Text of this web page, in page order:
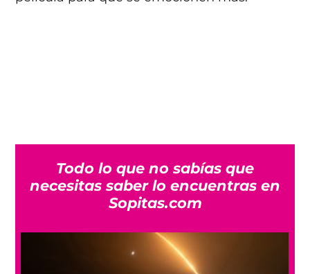
Todo lo que no sabías que
necesitas saber lo encuentras en
Sopitas.com